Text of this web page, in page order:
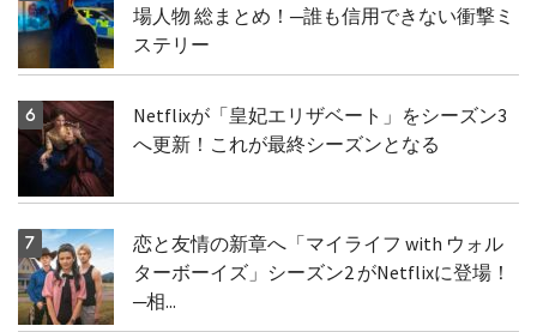
場人物 総まとめ！─誰も信用できない衝撃ミ
ステリー
Netflixが「皇妃エリザベート」をシーズン3
へ更新！これが最終シーズンとなる
恋と友情の新章へ「マイライフ with ウォル
ターボーイズ」シーズン2 がNetflixに登場！
─相...